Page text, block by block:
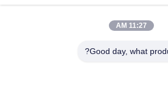
سعر
الزمني 40، أنابيب الغلاياتاحصل على افضل سعر
11:27 AM
Good day, what